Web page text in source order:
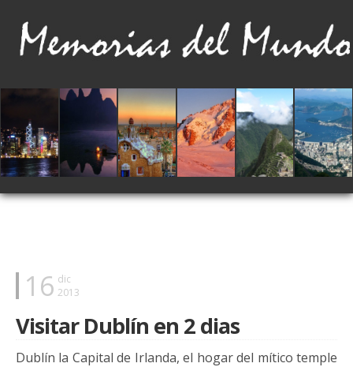
16 dic
2013
Visitar Dublín en 2 dias
Dublín la Capital de Irlanda, el hogar del mítico temple